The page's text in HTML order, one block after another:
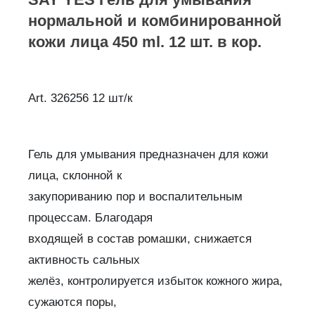
нормальной и комбинированной
кожи лица 450 ml. 12 шт. в кор.
Art. 326256 12 шт/к
Гель для умывания предназначен для кожи
лица, склонной к
закупориванию пор и воспалительным
процессам. Благодаря
входящей в состав ромашки, снижается
активность сальных
желёз, контролируется избыток кожного жира,
сужаются поры,